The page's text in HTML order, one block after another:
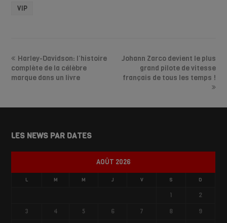
VIP
Harley-Davidson: l’histoire
complète de la célèbre
marque dans un livre
Johann Zarco devient le plus
grand pilote de vitesse
français de tous les temps !
LES NEWS PAR DATES
AOÛT 2026
L M M J V S D
1
2
3
4 5 6 7 8
9